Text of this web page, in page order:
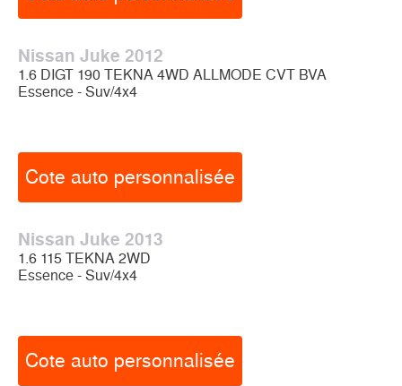
Nissan Juke 2012
1.6 DIGT 190 TEKNA 4WD ALLMODE CVT BVA
Essence - Suv/4x4
Cote auto personnalisée
Nissan Juke 2013
1.6 115 TEKNA 2WD
Essence - Suv/4x4
Cote auto personnalisée